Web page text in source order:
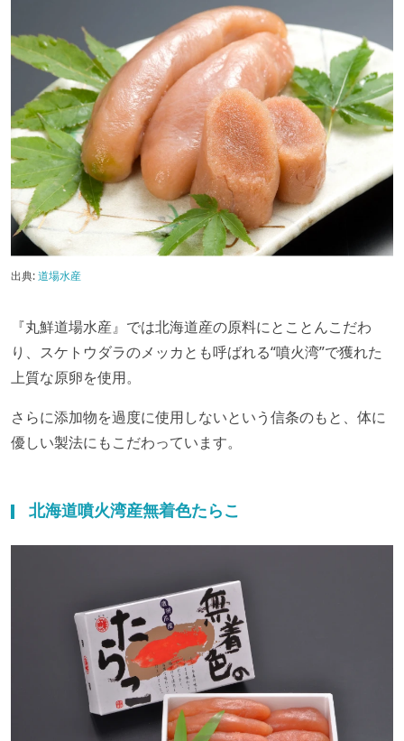
出典:道場水産
『丸鮮道場水産』では北海道産の原料にとことんこだわ
り、スケトウダラのメッカとも呼ばれる“噴火湾”で獲れた
上質な原卵を使用。
さらに添加物を過度に使用しないという信条のもと、体に
優しい製法にもこだわっています。
北海道噴火湾産無着色たらこ